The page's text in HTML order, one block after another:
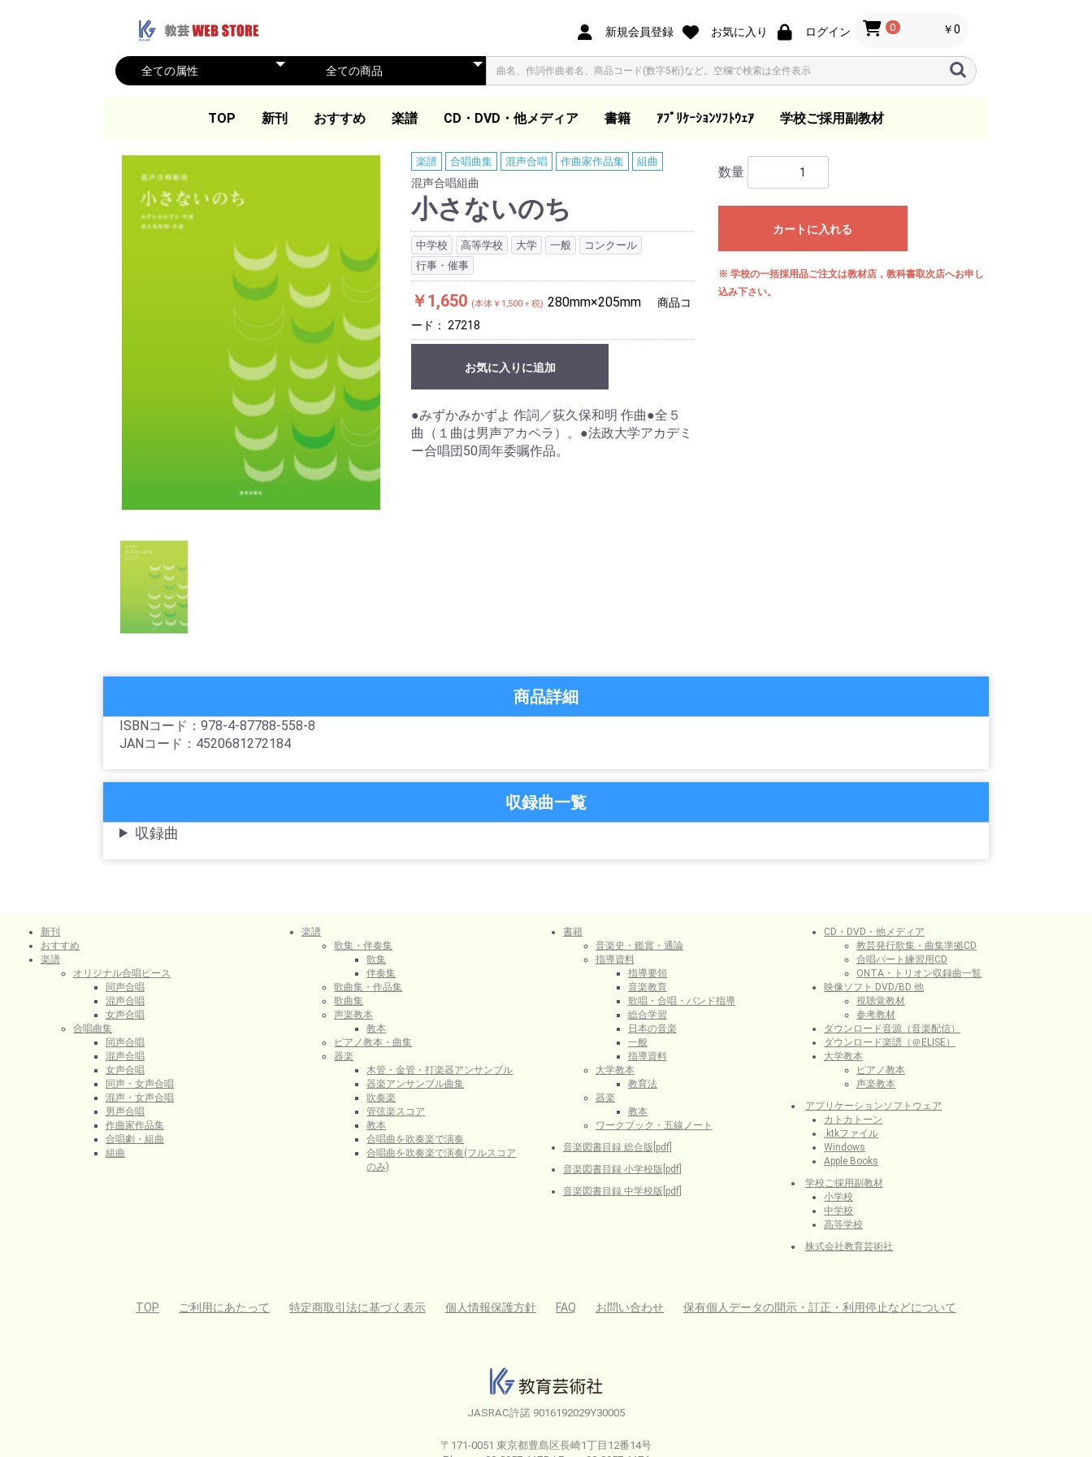
新規会員登録 お気に入り ログイン 0 ￥0
TOP 新刊 おすすめ 楽譜
オリジナル合唱ピース 同声合唱
混声合唱
女声合唱
合唱ピース 同声合唱
混声合唱
女声合唱
ア カペラ
合唱曲集 同声合唱
混声合唱
女声合唱
同声・女声合唱
混声・女声合唱
男声合唱
作曲家作品集
合唱劇・組曲
組曲
歌集・伴奏集 歌集
伴奏集
歌曲集・作品集
歌曲集
声楽教本 教本
独唱
ピアノ教本・曲集
器楽
木管・金管・打楽器ア
器楽アンサンブル曲集
吹奏楽
管弦楽スコア
教本
合唱曲を吹奏楽で演奏
合唱曲を吹奏楽で演奏
独奏
ダウンロード楽譜
（@ELISE）
大学教本 ピアノ教本
声楽教本
CD・DVD・他メディア
教芸発行歌集・曲集準
拠CD
合唱パート練習用CD
映像ソフト DVD/BD
他
視聴覚教材
参考教材
ダウンロード商品(外
部サイト)
書籍
音楽史・鑑賞・通論
指導資料 指導要領
音楽教育
歌唱・合唱・バンド指
総合学習
日本の音楽
一般
指導資料
大学教本 教育法
器楽 教本
ワークブック・五線ノ
電子書籍
ｱﾌﾟﾘｹｰｼｮﾝｿﾌﾄｳｪｱ
カトカトーン .ktkファイル
Windows
Apple Books
学校ご採用副教材
小学校
中学校
高等学校
楽譜 合唱曲集 混声合唱 作曲家作品集 組曲
混声合唱組曲
小さないのち
中学校 高等学校 大学 一般
コンクール
行事・催事
￥1,650 (本体￥1,500＋税) 280mm×205mm
商品コ
ード： 27218
お気に入りに追加
●みずかみかずよ 作詞／荻久保和明 作曲●全５
曲（１曲は男声アカペラ）。●法政大学アカデミ
ー合唱団50周年委嘱作品。
数量
カートに入れる
※ 学校の一括採用品ご注文は教材店，教科書取次店へお申し
込み下さい。
商品詳細
ISBNコード：978-4-87788-558-8
JANコード：4520681272184
収録曲一覧
収録曲
新刊
おすすめ
楽譜
オリジナル合唱ピース
同声合唱
混声合唱
女声合唱
合唱曲集
同声合唱
混声合唱
女声合唱
同声・女声合唱
混声・女声合唱
男声合唱
作曲家作品集
合唱劇・組曲
組曲
楽譜
歌集・伴奏集
歌集
伴奏集
歌曲集・作品集
歌曲集
声楽教本
教本
ピアノ教本・曲集
器楽
木管・金管・打楽器アンサンブル
器楽アンサンブル曲集
吹奏楽
管弦楽スコア
教本
合唱曲を吹奏楽で演奏
合唱曲を吹奏楽で演奏(フルスコア
のみ)
書籍
音楽史・鑑賞・通論
指導資料
指導要領
音楽教育
歌唱・合唱・バンド指導
総合学習
日本の音楽
一般
指導資料
大学教本
教育法
器楽
教本
ワークブック・五線ノート
音楽図書目録 総合版[pdf]
音楽図書目録 小学校版[pdf]
音楽図書目録 中学校版[pdf]
CD・DVD・他メディア
教芸発行歌集・曲集準拠CD
合唱パート練習用CD
ONTA・トリオン収録曲一覧
映像ソフト DVD/BD 他
視聴覚教材
参考教材
ダウンロード音源（音楽配信）
ダウンロード楽譜（＠ELISE）
大学教本
ピアノ教本
声楽教本
アプリケーションソフトウェア
カトカトーン
.ktkファイル
Windows
Apple Books
学校ご採用副教材
小学校
中学校
高等学校
株式会社教育芸術社
TOP ご利用にあたって 特定商取引法に基づく表示 個人情報保護方針 FAQ お問い合わせ 保有個人データの開示・訂正・利用停止などについて
JASRAC許諾 9016192029Y30005
〒171-0051 東京都豊島区長崎1丁目12番14号